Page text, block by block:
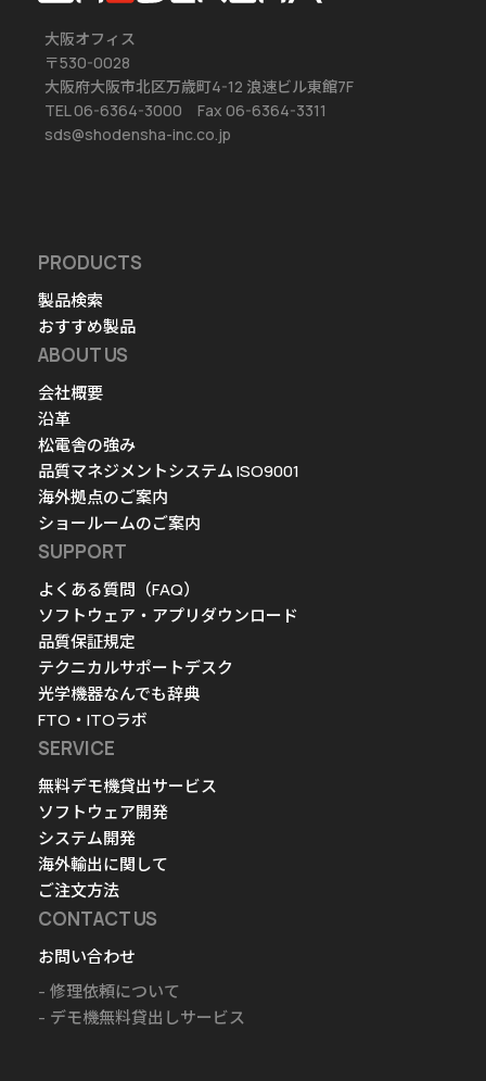
大阪オフィス
〒530-0028
大阪府大阪市北区万歳町4-12 浪速ビル東館7F
TEL 06-6364-3000 Fax 06-6364-3311
sds@shodensha-inc.co.jp
PRODUCTS
製品検索
おすすめ製品
ABOUT US
会社概要
沿革
松電舎の強み
品質マネジメントシステム ISO9001
海外拠点のご案内
ショールームのご案内
SUPPORT
よくある質問（FAQ）
ソフトウェア・アプリダウンロード
品質保証規定
テクニカルサポートデスク
光学機器なんでも辞典
FTO・ITOラボ
SERVICE
無料デモ機貸出サービス
ソフトウェア開発
システム開発
海外輸出に関して
ご注文方法
CONTACT US
お問い合わせ
修理依頼について
デモ機無料貸出しサービス